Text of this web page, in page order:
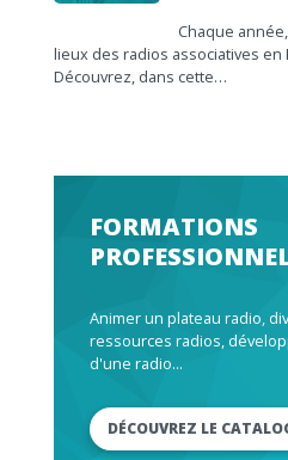
Chaque
lieux des radios associatives en
Découvrez, dans cette…
FORMATIONS
Animer un plateau radio,
ressources radios,
d'une radio...
DÉCOUVREZ LE